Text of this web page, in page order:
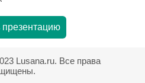
презентацию
Lusana.ru. Все права